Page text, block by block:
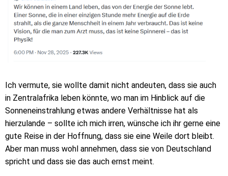
Ich vermute, sie wollte damit nicht andeuten, dass sie auch
in Zentralafrika leben könnte, wo man im Hinblick auf die
Sonneneinstrahlung etwas andere Verhältnisse hat als
hierzulande – sollte ich mich irren, wünsche ich ihr gerne eine
gute Reise in der Hoffnung, dass sie eine Weile dort bleibt.
Aber man muss wohl annehmen, dass sie von Deutschland
spricht und dass sie das auch ernst meint.